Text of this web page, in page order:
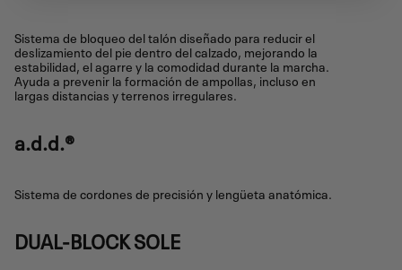
Sistema de bloqueo del talón diseñado para reducir el
deslizamiento del pie dentro del calzado, mejorando la
estabilidad, el agarre y la comodidad durante la marcha.
Ayuda a prevenir la formación de ampollas, incluso en
largas distancias y terrenos irregulares.
a.d.d.®
Sistema de cordones de precisión y lengüeta anatómica.
DUAL-BLOCK SOLE